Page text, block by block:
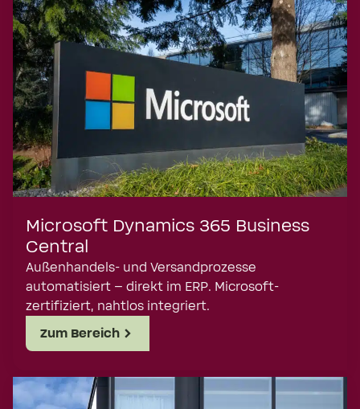
Transports
Zur Lösung
Transportmanagementsystem
Planung und Durchführung für den
Nachlauf
Zur Lösung
Microsoft Dynamics 365 Business
Central
Außenhandels- und Versandprozesse
automatisiert – direkt im ERP. Microsoft-
zertifiziert, nahtlos integriert.
Zum Bereich